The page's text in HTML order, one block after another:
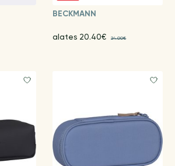
BECKMANN
alates 20.40€ 24.00€